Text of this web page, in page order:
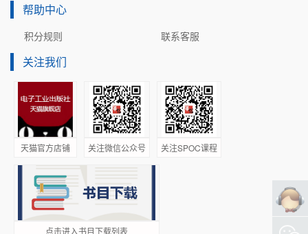
帮助中心
积分规则 联系客服
关注我们
天猫官方店铺 关注微信公众号 关注SPOC课程
点击进入书目下载列表